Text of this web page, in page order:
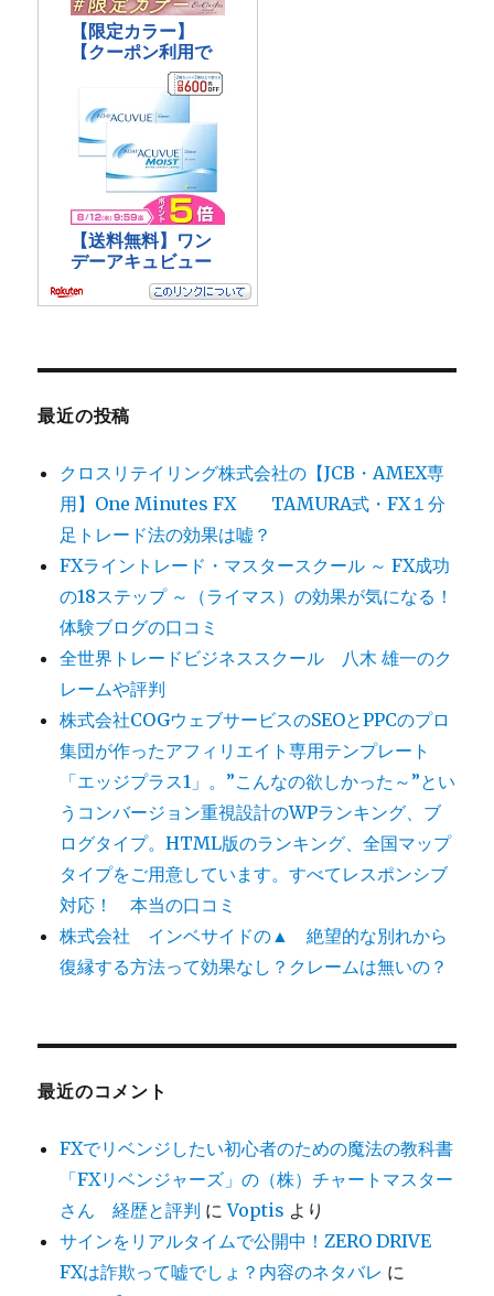
最近の投稿
クロスリテイリング株式会社の【JCB・AMEX専
用】One Minutes FX TAMURA式・FX１分
足トレード法の効果は嘘？
FXライントレード・マスタースクール ～ FX成功
の18ステップ ～（ライマス）の効果が気になる！
体験ブログの口コミ
全世界トレードビジネススクール 八木 雄一のク
レームや評判
株式会社COGウェブサービスのSEOとPPCのプロ
集団が作ったアフィリエイト専用テンプレート
「エッジプラス1」。”こんなの欲しかった～”とい
うコンバージョン重視設計のWPランキング、ブ
ログタイプ。HTML版のランキング、全国マップ
タイプをご用意しています。すべてレスポンシブ
対応！ 本当の口コミ
株式会社 インベサイドの▲ 絶望的な別れから
復縁する方法って効果なし？クレームは無いの？
最近のコメント
FXでリベンジしたい初心者のための魔法の教科書
「FXリベンジャーズ」の（株）チャートマスター
さん 経歴と評判 にVoptis より
サインをリアルタイムで公開中！ZERO DRIVE
FXは詐欺って嘘でしょ？内容のネタバレ に